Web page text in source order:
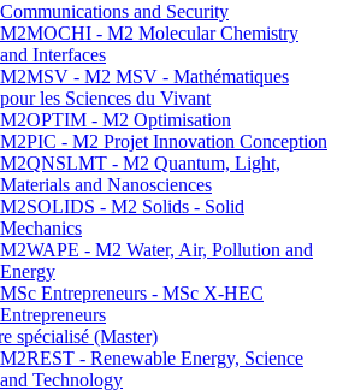
Communications and Security
M2MOCHI - M2 Molecular Chemistry
and Interfaces
M2MSV - M2 MSV - Mathématiques
pour les Sciences du Vivant
M2OPTIM - M2 Optimisation
M2PIC - M2 Projet Innovation Conception
M2QNSLMT - M2 Quantum, Light,
Materials and Nanosciences
M2SOLIDS - M2 Solids - Solid
Mechanics
M2WAPE - M2 Water, Air, Pollution and
Energy
MSc Entrepreneurs - MSc X-HEC
Entrepreneurs
spécialisé (Master)
M2REST - Renewable Energy, Science
and Technology